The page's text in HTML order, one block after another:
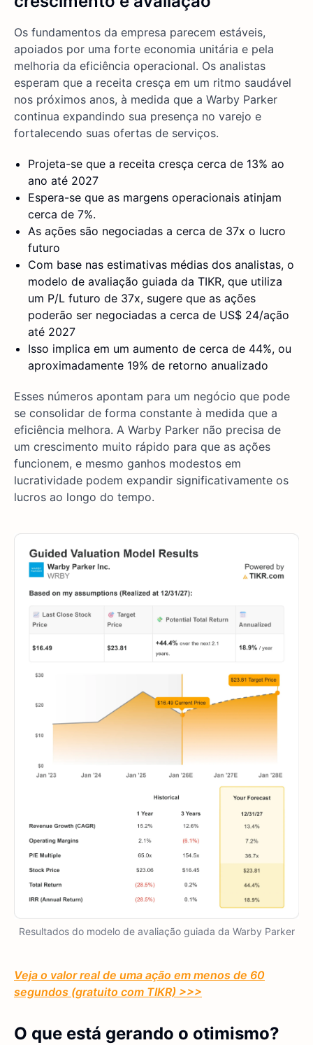
Os fundamentos da empresa parecem estáveis,
apoiados por uma forte economia unitária e pela
melhoria da eficiência operacional. Os analistas
esperam que a receita cresça em um ritmo saudável
nos próximos anos, à medida que a Warby Parker
continua expandindo sua presença no varejo e
fortalecendo suas ofertas de serviços.
Projeta-se que a receita cresça cerca de 13% ao
ano até 2027
Espera-se que as margens operacionais atinjam
cerca de 7%.
As ações são negociadas a cerca de 37x o lucro
futuro
Com base nas estimativas médias dos analistas, o
modelo de avaliação guiada da TIKR, que utiliza
um P/L futuro de 37x, sugere que as ações
poderão ser negociadas a cerca de US$ 24/ação
até 2027
Isso implica em um aumento de cerca de 44%, ou
aproximadamente 19% de retorno anualizado
Esses números apontam para um negócio que pode
se consolidar de forma constante à medida que a
eficiência melhora. A Warby Parker não precisa de
um crescimento muito rápido para que as ações
funcionem, e mesmo ganhos modestos em
lucratividade podem expandir significativamente os
lucros ao longo do tempo.
Resultados do modelo de avaliação guiada da Warby Parker
Veja o valor real de uma ação em menos de 60
segundos (gratuito com TIKR) >>>
O que está gerando o otimismo?